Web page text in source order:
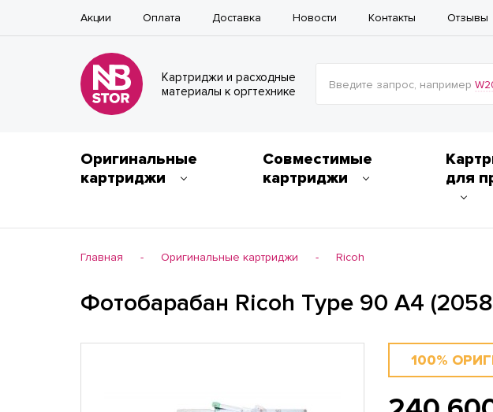
Акции Оплата Доставка Новости Контакты Отзывы
Картриджи и расходные
материалы к оргтехнике
Введите запрос, например
Оригинальные
картриджи
Совместимые
картриджи
для
Главная - Оригинальные картриджи - Ricoh
Фотобарабан Ricoh Type 90 A4
100%